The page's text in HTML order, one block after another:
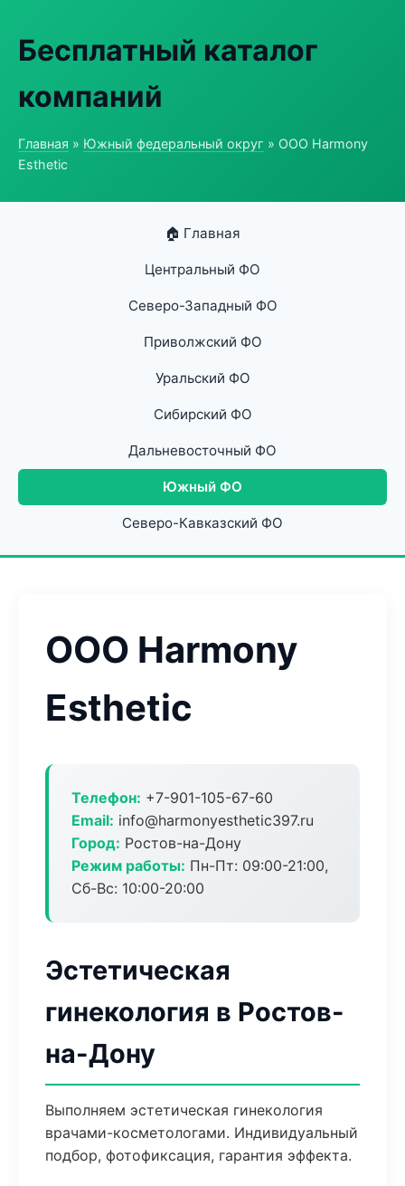
Бесплатный каталог
компаний
Главная » Южный федеральный округ » ООО Harmony
Esthetic
🏠 Главная
Центральный ФО
Северо-Западный ФО
Приволжский ФО
Уральский ФО
Сибирский ФО
Дальневосточный ФО
Южный ФО
Северо-Кавказский ФО
ООО Harmony
Esthetic
Телефон: +7-901-105-67-60
Email: info@harmonyesthetic397.ru
Город: Ростов-на-Дону
Режим работы: Пн-Пт: 09:00-21:00,
Сб-Вс: 10:00-20:00
Эстетическая
гинекология в Ростов-
на-Дону
Выполняем эстетическая гинекология
врачами-косметологами. Индивидуальный
подбор, фотофиксация, гарантия эффекта.